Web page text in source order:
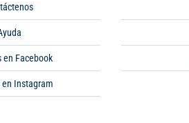
en Facebook
en Instagram